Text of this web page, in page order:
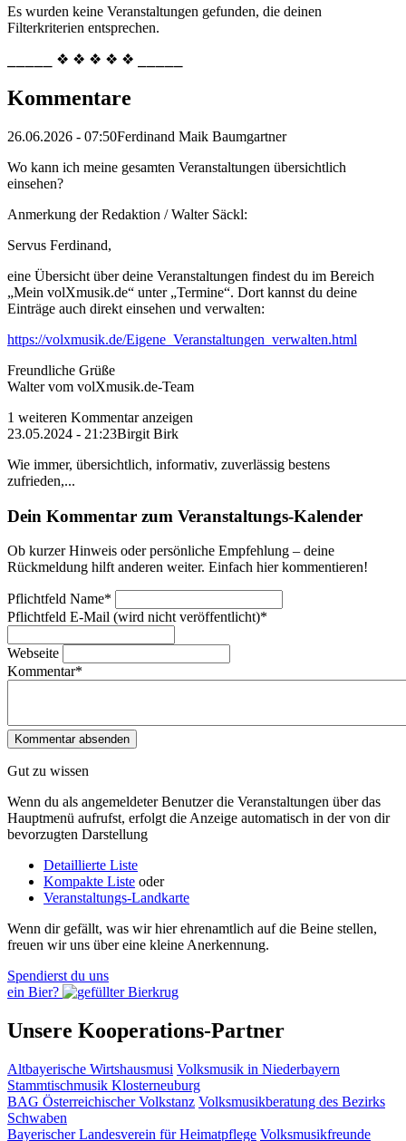
Es wurden keine Veranstaltungen gefunden, die deinen
Filterkriterien entsprechen.
⎯⎯⎯⎯⎯ ❖ ❖ ❖ ❖ ❖ ⎯⎯⎯⎯⎯
Kommentare
26.06.2026 - 07:50Ferdinand Maik Baumgartner
Wo kann ich meine gesamten Veranstaltungen übersichtlich
einsehen?
Anmerkung der Redaktion /Walter Säckl:
Servus Ferdinand,
eine Übersicht über deine Veranstaltungen findest du im Bereich
„Mein volXmusik.de“ unter „Termine“. Dort kannst du deine
Einträge auch direkt einsehen und verwalten:
https://volxmusik.de/Eigene_Veranstaltungen_verwalten.html
Freundliche Grüße
Walter vom volXmusik.de-Team
1 weiteren Kommentar anzeigen
23.05.2024 - 21:23Birgit Birk
Wie immer, übersichtlich, informativ, zuverlässig bestens
zufrieden,...
Dein Kommentar zum Veranstaltungs-Kalender
Ob kurzer Hinweis oder persönliche Empfehlung – deine
Rückmeldung hilft anderen weiter. Einfach hier kommentieren!
Pflichtfeld Name*
Pflichtfeld E-Mail (wird nicht veröffentlicht)*
Webseite
Kommentar*
Gut zu wissen
Wenn du als angemeldeter Benutzer die Veranstaltungen über das
Hauptmenü aufrufst, erfolgt die Anzeige automatisch in der von dir
bevorzugten Darstellung
Detaillierte Liste
Kompakte Liste oder
Veranstaltungs-Landkarte
Wenn dir gefällt, was wir hier ehrenamtlich auf die Beine stellen,
freuen wir uns über eine kleine Anerkennung.
Spendierst du uns
ein Bier?
Unsere Kooperations-Partner
Altbayerische Wirtshausmusi Volksmusik in Niederbayern
Stammtischmusik Klosterneuburg
BAG Österreichischer Volkstanz Volksmusikberatung des Bezirks
Schwaben
Bayerischer Landesverein für Heimatpflege Volksmusikfreunde